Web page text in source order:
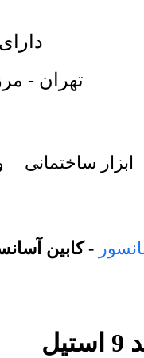
تهران -
ابزار ساختمانی
-کابین آسانسور